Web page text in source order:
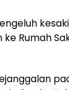
Rumah